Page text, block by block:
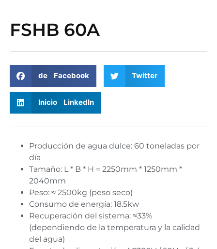
FSHB 60A
de Facebook Twitter
Inicio LinkedIn
Producción de agua dulce: 60 toneladas por
día
Tamaño: L * B * H = 2250mm * 1250mm *
2040mm
Peso: ≈ 2500kg (peso seco)
Consumo de energía: 18.5kw
Recuperación del sistema: ≈33%
(dependiendo de la temperatura y la calidad
del agua)